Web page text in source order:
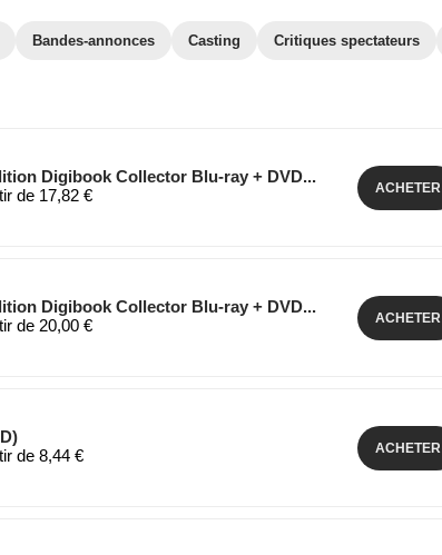
Bandes-annonces Casting Critiques spectateurs
Digibook Collector Blu-ray + DVD...
de 17,82 €
ACHETER
Digibook Collector Blu-ray + DVD...
de 20,00 €
ACHETER
de 8,44 €
ACHETER